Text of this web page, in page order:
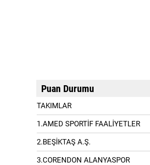
Puan Durumu
TAKIMLAR
1.AMED SPORTİF FAALİYETLER
2.BEŞİKTAŞ A.Ş.
3.CORENDON ALANYASPOR